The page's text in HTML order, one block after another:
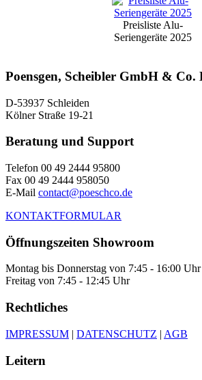
Preisliste Alu-
Seriengeräte 2025
Poensgen, Scheibler GmbH & Co.
D-53937 Schleiden
Kölner Straße 19-21
Beratung und Support
Telefon 00 49 2444 95800
Fax 00 49 2444 958050
E-Mail contact@poeschco.de
KONTAKTFORMULAR
Öffnungszeiten Showroom
Montag bis Donnerstag von 7:45 - 16:00 Uhr
Freitag von 7:45 - 12:45 Uhr
Rechtliches
IMPRESSUM | DATENSCHUTZ | AGB
Leitern